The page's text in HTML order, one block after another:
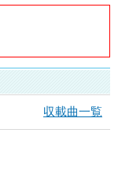
収載曲一覧